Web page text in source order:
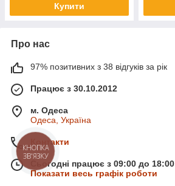
Купити
Про нас
97% позитивних з 38 відгуків за рік
Працює з 30.10.2012
м. Одеса
Одеса, Україна
Контакти
Сьогодні працює з 09:00 до 18:00
Показати весь графік роботи
КНОПКА
ЗВ'ЯЗКУ